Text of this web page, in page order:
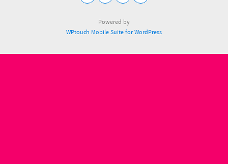
Powered by
WPtouch Mobile Suite for WordPress